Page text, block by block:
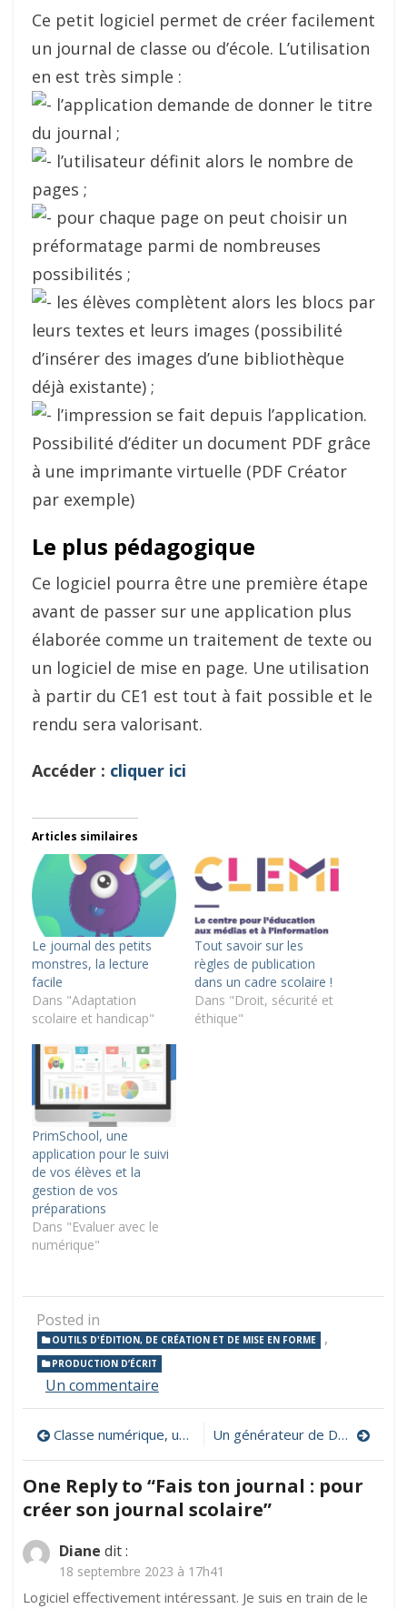
Ce petit logiciel permet de créer facilement
un journal de classe ou d’école. L’utilisation
en est très simple :
l’application demande de donner le titre
du journal ;
l’utilisateur définit alors le nombre de
pages ;
pour chaque page on peut choisir un
préformatage parmi de nombreuses
possibilités ;
les élèves complètent alors les blocs par
leurs textes et leurs images (possibilité
d’insérer des images d’une bibliothèque
déjà existante) ;
l’impression se fait depuis l’application.
Possibilité d’éditer un document PDF grâce
à une imprimante virtuelle (PDF Créator
par exemple)
Le plus pédagogique
Ce logiciel pourra être une première étape
avant de passer sur une application plus
élaborée comme un traitement de texte ou
un logiciel de mise en page. Une utilisation
à partir du CE1 est tout à fait possible et le
rendu sera valorisant.
Accéder : cliquer ici
Articles similaires
Le journal des petits
monstres, la lecture
facile
Dans "Adaptation
scolaire et handicap"
Tout savoir sur les
règles de publication
dans un cadre scolaire !
Dans "Droit, sécurité et
éthique"
PrimSchool, une
application pour le suivi
de vos élèves et la
gestion de vos
préparations
Dans "Evaluer avec le
numérique"
Posted in
OUTILS D'ÉDITION, DE CRÉATION ET DE MISE EN FORME ,
PRODUCTION D’ÉCRIT
Un commentaire
journal
:
pour
créer
son
Navigation
de
l’article
Classe numérique, une plateforme pour créer des plans de travail pour ses élèves Un générateur de Dobble, en ligne ou en version imprimable
One Reply to “Fais ton journal : pour
créer son journal scolaire”
Diane dit :
18 septembre 2023 à 17h41
Logiciel effectivement intéressant. Je suis en train de le